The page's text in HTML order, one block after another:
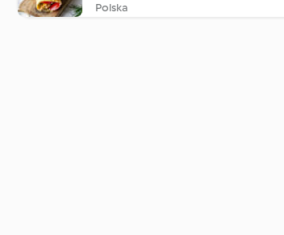
Polska